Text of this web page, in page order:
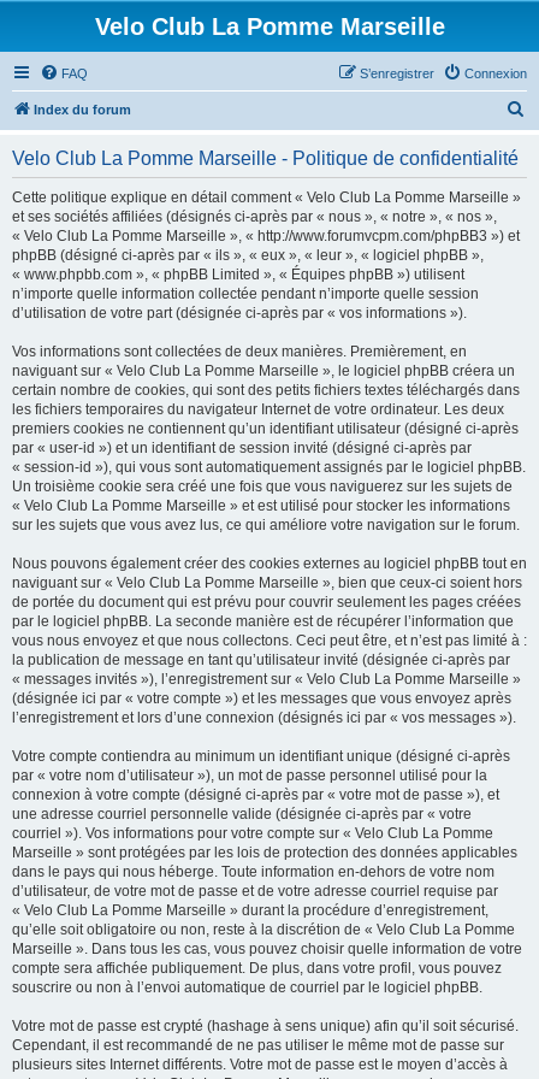
Velo Club La Pomme Marseille
FAQ Connexion
S’enregistrer
Index du forum
Velo Club La Pomme Marseille - Politique de confidentialité
Cette politique explique en détail comment « Velo Club La Pomme Marseille »
et ses sociétés affiliées (désignés ci-après par « nous », « notre », « nos »,
« Velo Club La Pomme Marseille », « http://www.forumvcpm.com/phpBB3 ») et
phpBB (désigné ci-après par « ils », « eux », « leur », « logiciel phpBB »,
« www.phpbb.com », « phpBB Limited », « Équipes phpBB ») utilisent
n’importe quelle information collectée pendant n’importe quelle session
d’utilisation de votre part (désignée ci-après par « vos informations »).
Vos informations sont collectées de deux manières. Premièrement, en
naviguant sur « Velo Club La Pomme Marseille », le logiciel phpBB créera un
certain nombre de cookies, qui sont des petits fichiers textes téléchargés dans
les fichiers temporaires du navigateur Internet de votre ordinateur. Les deux
premiers cookies ne contiennent qu’un identifiant utilisateur (désigné ci-après
par « user-id ») et un identifiant de session invité (désigné ci-après par
« session-id »), qui vous sont automatiquement assignés par le logiciel phpBB.
Un troisième cookie sera créé une fois que vous naviguerez sur les sujets de
« Velo Club La Pomme Marseille » et est utilisé pour stocker les informations
sur les sujets que vous avez lus, ce qui améliore votre navigation sur le forum.
Nous pouvons également créer des cookies externes au logiciel phpBB tout en
naviguant sur « Velo Club La Pomme Marseille », bien que ceux-ci soient hors
de portée du document qui est prévu pour couvrir seulement les pages créées
par le logiciel phpBB. La seconde manière est de récupérer l’information que
vous nous envoyez et que nous collectons. Ceci peut être, et n’est pas limité à :
la publication de message en tant qu’utilisateur invité (désignée ci-après par
« messages invités »), l’enregistrement sur « Velo Club La Pomme Marseille »
(désignée ici par « votre compte ») et les messages que vous envoyez après
l’enregistrement et lors d’une connexion (désignés ici par « vos messages »).
Votre compte contiendra au minimum un identifiant unique (désigné ci-après
par « votre nom d’utilisateur »), un mot de passe personnel utilisé pour la
connexion à votre compte (désigné ci-après par « votre mot de passe »), et
une adresse courriel personnelle valide (désignée ci-après par « votre
courriel »). Vos informations pour votre compte sur « Velo Club La Pomme
Marseille » sont protégées par les lois de protection des données applicables
dans le pays qui nous héberge. Toute information en-dehors de votre nom
d’utilisateur, de votre mot de passe et de votre adresse courriel requise par
« Velo Club La Pomme Marseille » durant la procédure d’enregistrement,
qu’elle soit obligatoire ou non, reste à la discrétion de « Velo Club La Pomme
Marseille ». Dans tous les cas, vous pouvez choisir quelle information de votre
compte sera affichée publiquement. De plus, dans votre profil, vous pouvez
souscrire ou non à l’envoi automatique de courriel par le logiciel phpBB.
Votre mot de passe est crypté (hashage à sens unique) afin qu’il soit sécurisé.
Cependant, il est recommandé de ne pas utiliser le même mot de passe sur
plusieurs sites Internet différents. Votre mot de passe est le moyen d’accès à